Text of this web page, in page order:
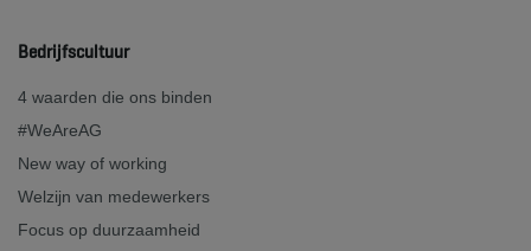
Bedrijfscultuur
4 waarden die ons binden
#WeAreAG
New way of working
Welzijn van medewerkers
Focus op duurzaamheid